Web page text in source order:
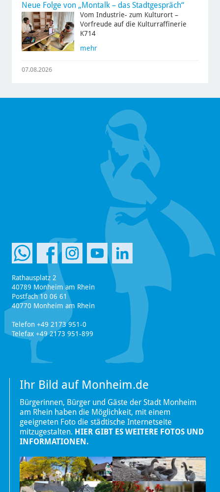
Neue Folge von „Montalk – das Stadtgespräch“
Vom Industrie- zum Kulturort –
Vorfreude auf die Kulturraffinerie
K714
mehr
07.08.2026
Rathausplatz 2
40789 Monheim am Rhein
Postfach 10 06 61
40770 Monheim am Rhein
Telefon +49 2173 951-0
Telefax +49 2173 951-899
Ihr Bild auf Monheim.de
Bürgerinnen, Bürger und Gäste der Stadt Monheim
am Rhein haben die Möglichkeit, mit einem
geeigneten Foto die städtische Internetseite
mitzugestalten. HIER GIBT ES WEITERE FOTOS UND
INFORMATIONEN.